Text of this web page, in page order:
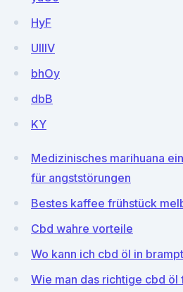
HyF
UIlIV
bhOy
dbB
KY
Medizinisches marihuana
für angststörungen
Bestes kaffee frühstück
Cbd wahre vorteile
Wo kann ich cbd öl in
Wie man das richtige cbd öl